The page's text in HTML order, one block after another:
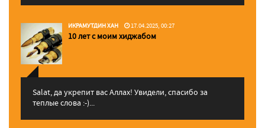
ИКРАМУТДИН ХАН 17.04.2025, 00:27
10 лет с моим хиджабом
Salat, да укрепит вас Аллаx! Увидели, спасибо за
теплые слова :-)...